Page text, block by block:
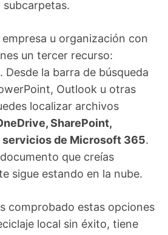
u organización con
un tercer recurso:
. Desde la barra de búsqueda
Outlook u otras
localizar archivos
SharePoint,
servicios de Microsoft 365.
que creías
sigue estando en la nube.
comprobado estas opciones
local sin éxito, tiene